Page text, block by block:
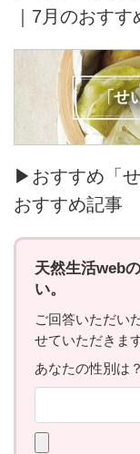
｜7月のおす
▶おすすめ「
おすすめ記事